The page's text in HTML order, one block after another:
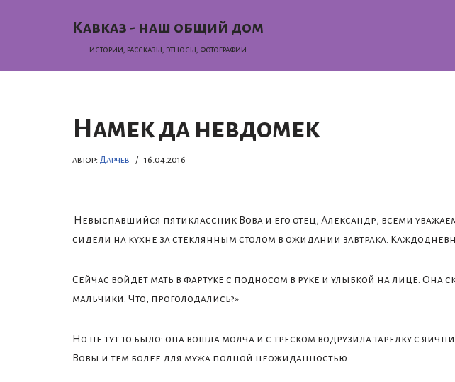
Кавказ - наш общий дом
истории, раcсказы, этносы, фотографии
Намек да невдомек
автор: Дарчев 16.04.2016
Невыспавшийся пятиклассник Вова и его отец, Александр, всеми
сидели на кухне за стеклянным столом в ожидании завтрака.
Сейчас войдет мать в фартуке с подносом в руке и улыбкой на лице. Она
мальчики. Что, проголодались?»
Но не тут то было: она вошла молча и с треском водрузила тарелку с
Вовы и тем более для мужа полной неожиданностью.